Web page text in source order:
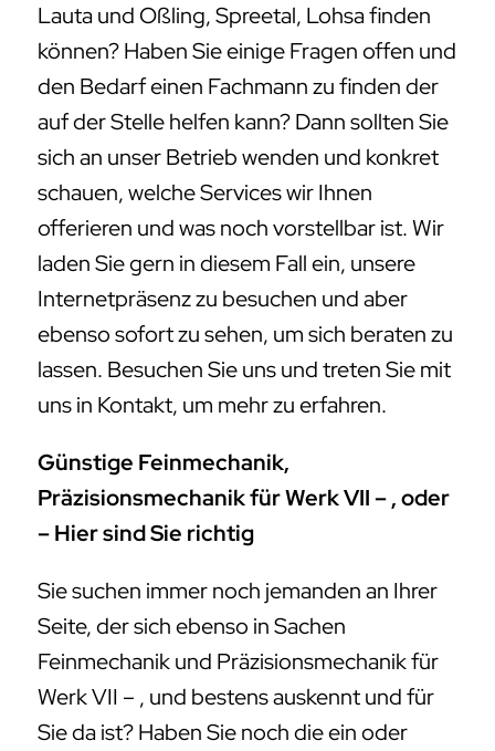
Lauta und Oßling, Spreetal, Lohsa finden
können? Haben Sie einige Fragen offen und
den Bedarf einen Fachmann zu finden der
auf der Stelle helfen kann? Dann sollten Sie
sich an unser Betrieb wenden und konkret
schauen, welche Services wir Ihnen
offerieren und was noch vorstellbar ist. Wir
laden Sie gern in diesem Fall ein, unsere
Internetpräsenz zu besuchen und aber
ebenso sofort zu sehen, um sich beraten zu
lassen. Besuchen Sie uns und treten Sie mit
uns in Kontakt, um mehr zu erfahren.
Günstige Feinmechanik,
Präzisionsmechanik für Werk VII – , oder
– Hier sind Sie richtig
Sie suchen immer noch jemanden an Ihrer
Seite, der sich ebenso in Sachen
Feinmechanik und Präzisionsmechanik für
Werk VII – , und bestens auskennt und für
Sie da ist? Haben Sie noch die ein oder